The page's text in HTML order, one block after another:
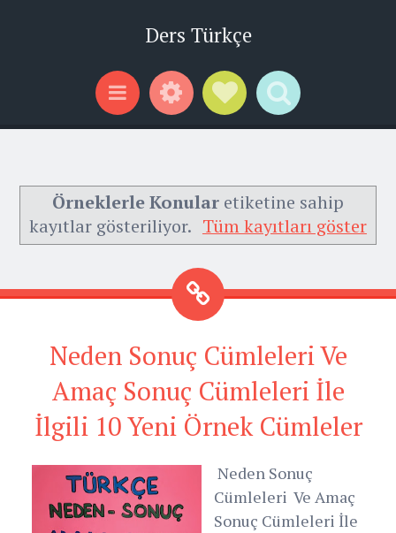
Ders Türkçe
Menu WidgetsSocial Links
Search
Örneklerle Konular etiketine sahip
kayıtlar gösteriliyor. Tüm kayıtları göster
Neden Sonuç Cümleleri Ve
Amaç Sonuç Cümleleri İle
İlgili 10 Yeni Örnek Cümleler
Neden Sonuç
Cümleleri Ve Amaç
Sonuç Cümleleri İle